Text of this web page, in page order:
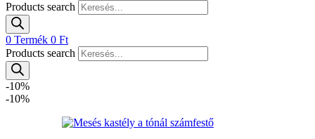
Products search
0 Termék 0 Ft
Products search
-10%
-10%